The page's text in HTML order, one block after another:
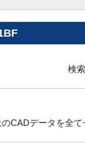
検
CADデータを全